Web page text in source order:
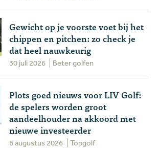
Gewicht op je voorste voet bij het
chippen en pitchen: zo check je
dat heel nauwkeurig
30 juli 2026 Beter golfen
Plots goed nieuws voor LIV Golf:
de spelers worden groot
aandeelhouder na akkoord met
nieuwe investeerder
6 augustus 2026 Topgolf